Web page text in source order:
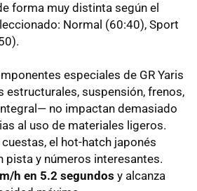
forma muy distinta según el
Normal (60:40), Sport
especiales de GR Yaris
estructurales, suspensión, frenos,
no impactan demasiado
al uso de materiales ligeros.
el hot-hatch japonés
pista y números interesantes.
h en 5.2 segundos y alcanza